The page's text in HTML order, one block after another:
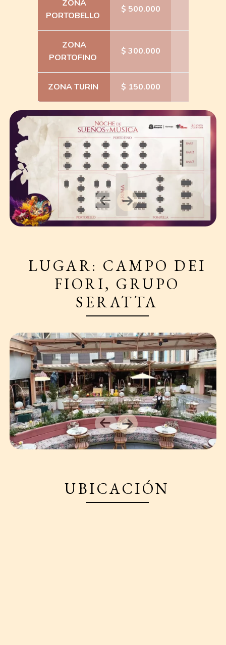
ZONA
PORTOBELLO
$ 500.000
ZONA
PORTOFINO
$ 300.000
ZONA TURIN $ 150.000
Previous
Next
LUGAR: CAMPO DEI
FIORI, GRUPO
SERATTA
Previous
Next
UBICACIÓN